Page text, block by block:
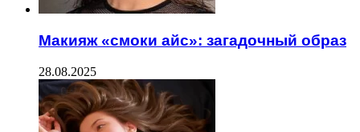
Макияж «смоки айс»: загадочный образ
28.08.2025